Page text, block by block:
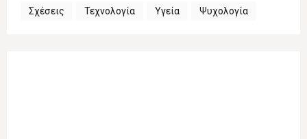
Σχέσεις Τεχνολογία Υγεία Ψυχολογία